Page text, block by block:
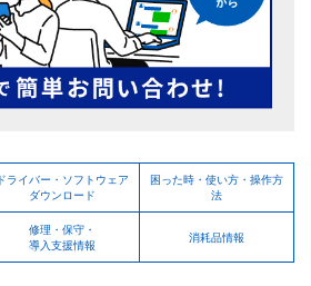
ドライバー・ソフトウェア
ダウンロード
困った時・使い方・操作方
法
修理・保守・
導入支援情報
消耗品情報